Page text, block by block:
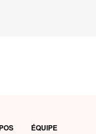
ÉQUIPE